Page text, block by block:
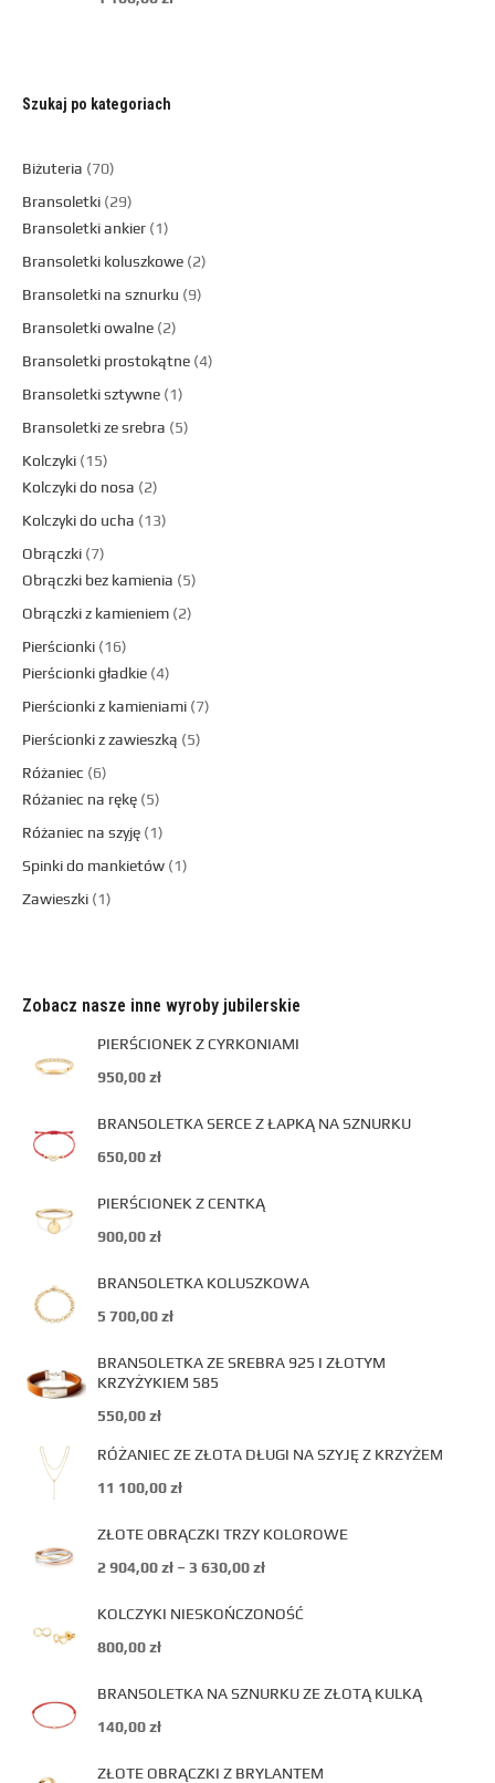
Szukaj po kategoriach
Biżuteria
70
Bransoletki 29
Bransoletki ankier 1
Bransoletki koluszkowe 2
Bransoletki na sznurku
9
Bransoletki owalne 2
Bransoletki prostokątne 4
Bransoletki sztywne 1
Bransoletki ze srebra
5
Kolczyki 15
Kolczyki do nosa
2
Kolczyki do ucha
13
Obrączki 7
Obrączki bez kamienia
5
Obrączki z kamieniem 2
Pierścionki 16
Pierścionki gładkie 4
Pierścionki z kamieniami 7
Pierścionki z zawieszką
5
Różaniec
6
Różaniec na rękę 5
Różaniec na szyję 1
Spinki do mankietów 1
Zawieszki 1
Zobacz nasze inne wyroby jubilerskie
PIERŚCIONEK Z CYRKONIAMI
950,00zł
BRANSOLETKA SERCE Z ŁAPKĄ NA SZNURKU
650,00zł
PIERŚCIONEK Z CENTKĄ
900,00zł
BRANSOLETKA KOLUSZKOWA
5 700,00zł
BRANSOLETKA ZE SREBRA 925 I ZŁOTYM
KRZYŻYKIEM 585
550,00zł
RÓŻANIEC ZE ZŁOTA DŁUGI NA SZYJĘ Z KRZYŻEM
11 100,00zł
ZŁOTE OBRĄCZKI TRZY KOLOROWE
2 904,00zł – 3 630,00zł
KOLCZYKI NIESKOŃCZONOŚĆ
800,00zł
BRANSOLETKA NA SZNURKU ZE ZŁOTĄ KULKĄ
140,00zł
ZŁOTE OBRĄCZKI Z BRYLANTEM